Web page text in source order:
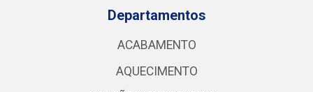
Departamentos
ACABAMENTO
AQUECIMENTO